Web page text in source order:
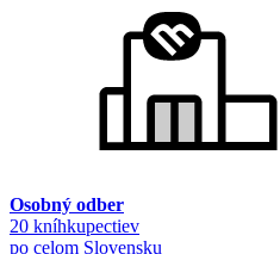
Osobný odber
20 kníhkupectiev
po celom Slovensku